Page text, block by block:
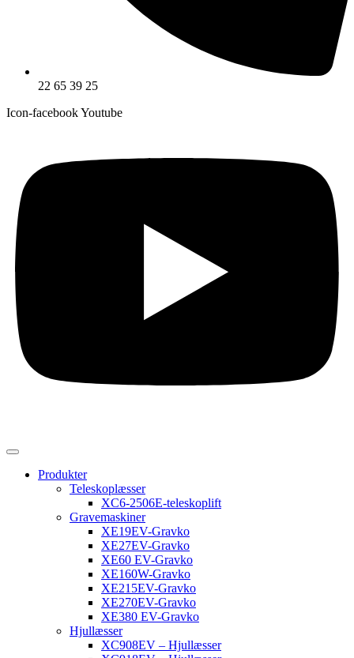
22 65 39 25
Icon-facebookYoutube
Produkter
Teleskoplæsser
XC6-2506E-teleskoplift
Gravemaskiner
XE19EV-Gravko
XE27EV-Gravko
XE60 EV-Gravko
XE160W-Gravko
XE215EV-Gravko
XE270EV-Gravko
XE380 EV-Gravko
Hjullæsser
XC908EV – Hjullæsser